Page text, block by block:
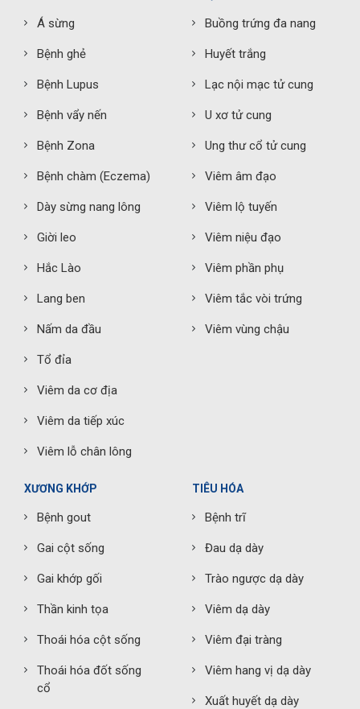
Á sừng
Bệnh ghẻ
Bệnh Lupus
Bệnh vẩy nến
Bệnh Zona
Bệnh chàm (Eczema)
Dày sừng nang lông
Giời leo
Hắc Lào
Lang ben
Nấm da đầu
Tổ đỉa
Viêm da cơ địa
Viêm da tiếp xúc
Viêm lỗ chân lông
Buồng trứng đa nang
Huyết trắng
Lạc nội mạc tử cung
U xơ tử cung
Ung thư cổ tử cung
Viêm âm đạo
Viêm lộ tuyến
Viêm niệu đạo
Viêm phần phụ
Viêm tắc vòi trứng
Viêm vùng chậu
XƯƠNG KHỚP
Bệnh gout
Gai cột sống
Gai khớp gối
Thần kinh tọa
Thoái hóa cột sống
Thoái hóa đốt sống
cổ
TIÊU HÓA
Bệnh trĩ
Đau dạ dày
Trào ngược dạ dày
Viêm dạ dày
Viêm đại tràng
Viêm hang vị dạ dày
Xuất huyết dạ dày